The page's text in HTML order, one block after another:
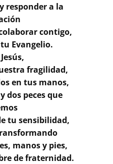
responder a la
contigo,
Evangelio.
fragilidad,
en tus manos,
dos peces que
tu sensibilidad,
manos y pies,
de fraternidad.